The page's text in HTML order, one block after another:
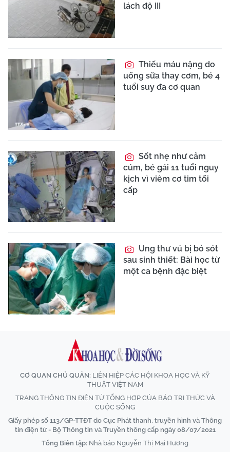
lách độ III
Thiếu máu nặng do
uống sữa thay cơm, bé 4
tuổi suy đa cơ quan
Sốt nhẹ như cảm
cúm, bé gái 11 tuổi nguy
kịch vì viêm cơ tim tối
cấp
Ung thư vú bị bỏ sót
sau sinh thiết: Bài học từ
một ca bệnh đặc biệt
CƠ QUAN CHỦ QUẢN: LIÊN HIỆP CÁC HỘI KHOA HỌC VÀ KỸ
THUẬT VIỆT NAM
TRANG THÔNG TIN ĐIỆN TỬ TỔNG HỢP CỦA BÁO TRI THỨC VÀ
CUỘC SỐNG
Giấy phép số 113/GP-TTĐT do Cục Phát thanh, truyền hình và Thông
tin điện tử - Bộ Thông tin và Truyền thông cấp ngày 08/07/2021
Tổng Biên tập: Nhà báo Nguyễn Thị Mai Hương